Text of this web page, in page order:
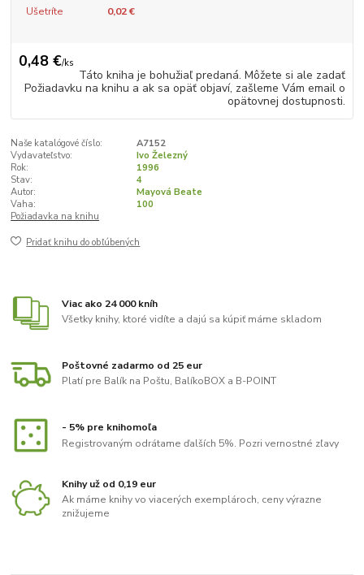
Ušetríte 0,02 €
0,48 €/ks
Táto kniha je bohužiaľ predaná. Môžete si ale zadať
Požiadavku na knihu a ak sa opäť objaví, zašleme Vám email o
opätovnej dostupnosti.
Naše katalógové číslo:
A7152
Vydavateľstvo:
Ivo Železný
Rok:
1996
Stav:
4
Autor:
Mayová Beate
Vaha:
100
Požiadavka na knihu
Pridať knihu do obľúbených
Viac ako 24 000 kníh
Všetky knihy, ktoré vidíte a dajú sa kúpiť máme skladom
Poštovné zadarmo od 25 eur
Platí pre Balík na Poštu, BalíkoBOX a B-POINT
- 5% pre knihomoľa
Registrovaným odrátame ďalších 5%. Pozri vernostné zľavy
Knihy už od 0,19 eur
Ak máme knihy vo viacerých exemplároch, ceny výrazne
znižujeme